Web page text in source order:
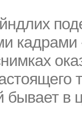
кадрами
бывает в